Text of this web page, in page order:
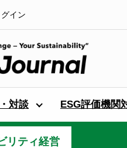
グイン
対談 ESG評価機関
リティ経営